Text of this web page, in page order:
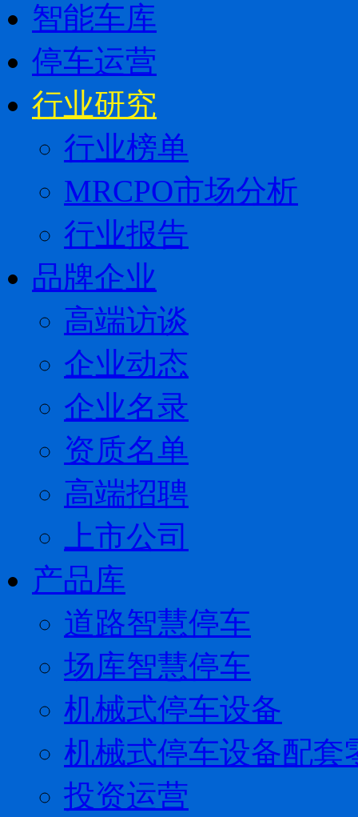
智能车库
停车运营
行业研究
行业榜单
MRCPO市场分析
行业报告
品牌企业
高端访谈
企业动态
企业名录
资质名单
高端招聘
上市公司
产品库
道路智慧停车
场库智慧停车
机械式停车设备
机械式停车设备配套
投资运营